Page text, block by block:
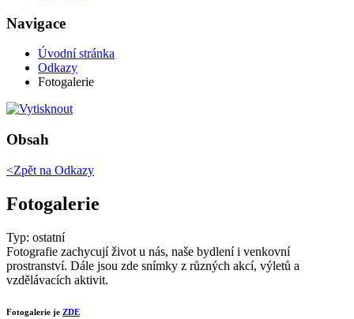
Navigace
Úvodní stránka
Odkazy
Fotogalerie
Obsah
<Zpět na Odkazy
Fotogalerie
Typ: ostatní
Fotografie zachycují život u nás, naše bydlení i venkovní
prostranství. Dále jsou zde snímky z různých akcí, výletů a
vzdělávacích aktivit.
Fotogalerie je ZDE